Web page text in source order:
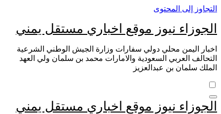
التجاوز إلى المحتوى
الجوزاء نيوز موقع اخباري مستقل يمني
اخبار اليمن محلي دولي سفارات وزارة الجيش الوطني الشرعية
التحالف العربي السعودية والامارات محمد بن سلمان ولي العهد
الملك سلمان بن عبدالعزيز
الجوزاء نيوز موقع اخباري مستقل يمني